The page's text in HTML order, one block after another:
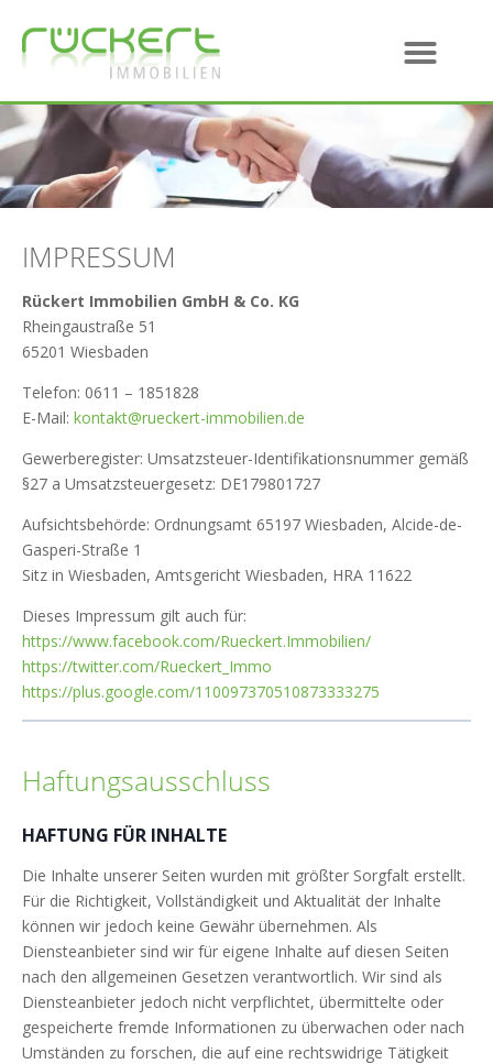
IMPRESSUM
Rückert Immobilien GmbH & Co. KG
Rheingaustraße 51
65201 Wiesbaden
Telefon: 0611 – 1851828
E-Mail: kontakt@rueckert-immobilien.de
Gewerberegister: Umsatzsteuer-Identifikationsnummer gemäß
§27 a Umsatzsteuergesetz: DE179801727
Aufsichtsbehörde: Ordnungsamt 65197 Wiesbaden, Alcide-de-
Gasperi-Straße 1
Sitz in Wiesbaden, Amtsgericht Wiesbaden, HRA 11622
Dieses Impressum gilt auch für:
https://www.facebook.com/Rueckert.Immobilien/
https://twitter.com/Rueckert_Immo
https://plus.google.com/110097370510873333275
Haftungsausschluss
HAFTUNG FÜR INHALTE
Die Inhalte unserer Seiten wurden mit größter Sorgfalt erstellt.
Für die Richtigkeit, Vollständigkeit und Aktualität der Inhalte
können wir jedoch keine Gewähr übernehmen. Als
Diensteanbieter sind wir für eigene Inhalte auf diesen Seiten
nach den allgemeinen Gesetzen verantwortlich. Wir sind als
Diensteanbieter jedoch nicht verpflichtet, übermittelte oder
gespeicherte fremde Informationen zu überwachen oder nach
Umständen zu forschen, die auf eine rechtswidrige Tätigkeit